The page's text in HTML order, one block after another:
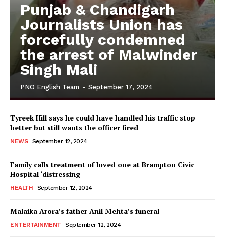
Punjab & Chandigarh
Journalists Union has
forcefully condemned
the arrest of Malwinder
Singh Mali
PNO English Team - September 17, 2024
Tyreek Hill says he could have handled his traffic stop
better but still wants the officer fired
NEWS September 12, 2024
Family calls treatment of loved one at Brampton Civic
Hospital ‘distressing
HEALTH September 12, 2024
Malaika Arora’s father Anil Mehta’s funeral
ENTERTAINMENT September 12, 2024